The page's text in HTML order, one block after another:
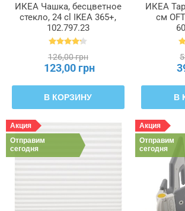
ИКЕА Чашка, бесцветное
стекло, 24 cl IKEA 365+,
102.797.23
126,00 грн
123,00 грн
В КОРЗИНУ
ИКЕА
см
В
Акция
Отправим
сегодня
Акция
Отправим
сегодня